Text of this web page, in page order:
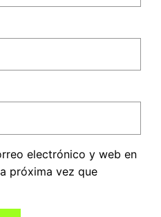
electrónico y web en
próxima vez que